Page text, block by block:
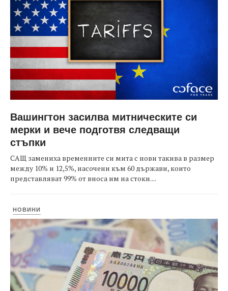
Вашингтон засилва митническите си
мерки и вече подготвя следващи
стъпки
САЩ замениха временните си мита с нови такива в размер
между 10% и 12,5%, насочени към 60 държави, които
представляват 99% от вноса им на стоки....
НОВИНИ